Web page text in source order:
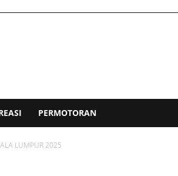
PERMOTORAN
LUMPUR 2025